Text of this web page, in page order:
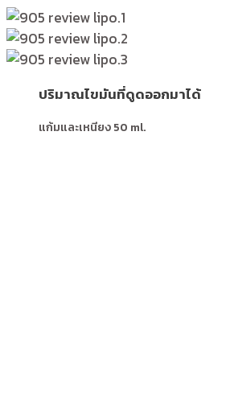
ปริมาณไขมันที่ดูดออกมาได้
แก้มและเหนียง 50 ml.